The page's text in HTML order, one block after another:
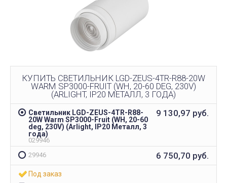
КУПИТЬ СВЕТИЛЬНИК LGD-ZEUS-4TR-R88-20W
WARM SP3000-FRUIT (WH, 20-60 DEG, 230V)
(ARLIGHT, IP20 МЕТАЛЛ, 3 ГОДА)
Светильник LGD-ZEUS-4TR-R88-
20W Warm SP3000-Fruit (WH, 20-60
deg, 230V) (Arlight, IP20 Металл, 3
года)
029946
9 130,97 руб.
29946 6 750,70 руб.
Под заказ